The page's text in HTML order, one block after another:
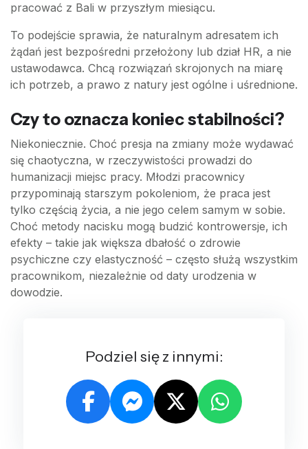
pracować z Bali w przyszłym miesiącu.
To podejście sprawia, że naturalnym adresatem ich
żądań jest bezpośredni przełożony lub dział HR, a nie
ustawodawca. Chcą rozwiązań skrojonych na miarę
ich potrzeb, a prawo z natury jest ogólne i uśrednione.
Czy to oznacza koniec stabilności?
Niekoniecznie. Choć presja na zmiany może wydawać
się chaotyczna, w rzeczywistości prowadzi do
humanizacji miejsc pracy. Młodzi pracownicy
przypominają starszym pokoleniom, że praca jest
tylko częścią życia, a nie jego celem samym w sobie.
Choć metody nacisku mogą budzić kontrowersje, ich
efekty – takie jak większa dbałość o zdrowie
psychiczne czy elastyczność – często służą wszystkim
pracownikom, niezależnie od daty urodzenia w
dowodzie.
Podziel się z innymi: